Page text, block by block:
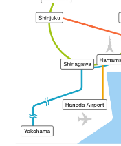
도쿄디즈니랜드 호텔
디즈니 앰버서더 호텔
도쿄디즈니씨 호텔 미라코
도쿄디즈니리조트 토이